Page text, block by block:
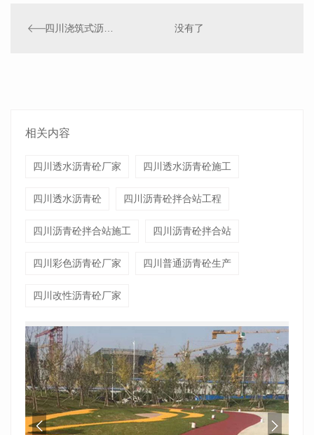
四川浇筑式沥青砼施工 没有了
相关内容
四川透水沥青砼厂家 四川透水沥青砼施工
四川透水沥青砼 四川沥青砼拌合站工程
四川沥青砼拌合站施工 四川沥青砼拌合站
四川彩色沥青砼厂家 四川普通沥青砼生产
四川改性沥青砼厂家